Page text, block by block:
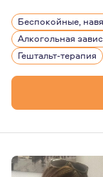
Психотерапия
Всерьез
Беспокойные,
Гештальт-терапия